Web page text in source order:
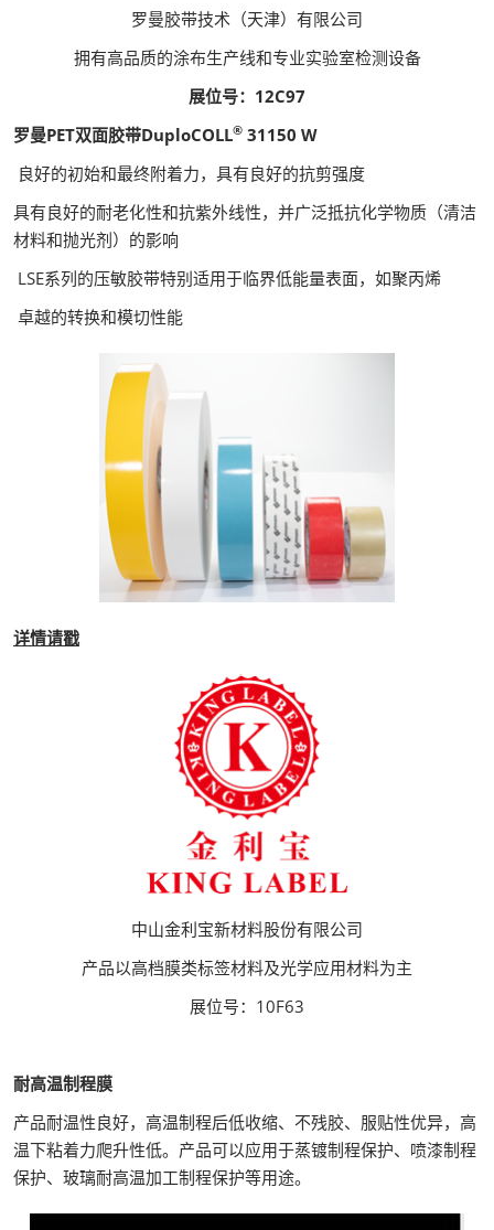
罗曼胶带技术（天津）有限公司
拥有高品质的涂布生产线和专业实验室检测设备
展位号：12C97
罗曼PET双面胶带DuploCOLL® 31150 W
良好的初始和最终附着力，具有良好的抗剪强度
具有良好的耐老化性和抗紫外线性，并广泛抵抗化学物质（清洁
材料和抛光剂）的影响
LSE系列的压敏胶带特别适用于临界低能量表面，如聚丙烯
卓越的转换和模切性能
详情请戳
中山金利宝新材料股份有限公司
产品以高档膜类标签材料及光学应用材料为主
展位号：10F63
耐高温制程膜
产品耐温性良好，高温制程后低收缩、不残胶、服贴性优异，高
温下粘着力爬升性低。产品可以应用于蒸镀制程保护、喷漆制程
保护、玻璃耐高温加工制程保护等用途。